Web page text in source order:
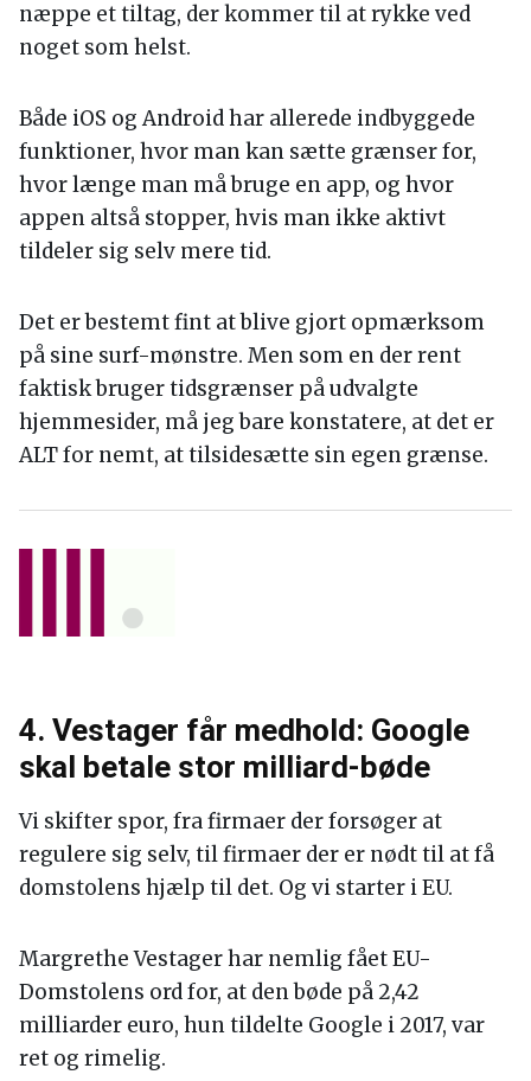
næppe et tiltag, der kommer til at rykke ved
noget som helst.
Både iOS og Android har allerede indbyggede
funktioner, hvor man kan sætte grænser for,
hvor længe man må bruge en app, og hvor
appen altså stopper, hvis man ikke aktivt
tildeler sig selv mere tid.
Det er bestemt fint at blive gjort opmærksom
på sine surf-mønstre. Men som en der rent
faktisk bruger tidsgrænser på udvalgte
hjemmesider, må jeg bare konstatere, at det er
ALT for nemt, at tilsidesætte sin egen grænse.
4. Vestager får medhold: Google
skal betale stor milliard-bøde
Vi skifter spor, fra firmaer der forsøger at
regulere sig selv, til firmaer der er nødt til at få
domstolens hjælp til det. Og vi starter i EU.
Margrethe Vestager har nemlig fået EU-
Domstolens ord for, at den bøde på 2,42
milliarder euro, hun tildelte Google i 2017, var
ret og rimelig.